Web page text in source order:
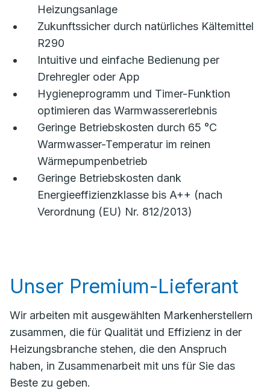
Heizungsanlage
Zukunftssicher durch natürliches Kältemittel
R290
Intuitive und einfache Bedienung per
Drehregler oder App
Hygieneprogramm und Timer-Funktion
optimieren das Warmwassererlebnis
Geringe Betriebskosten durch 65 °C
Warmwasser-Temperatur im reinen
Wärmepumpenbetrieb
Geringe Betriebskosten dank
Energieeffizienzklasse bis A++ (nach
Verordnung (EU) Nr. 812/2013)
Unser Premium-Lieferant
Wir arbeiten mit ausgewählten Markenherstellern
zusammen, die für Qualität und Effizienz in der
Heizungsbranche stehen, die den Anspruch
haben, in Zusammenarbeit mit uns für Sie das
Beste zu geben.